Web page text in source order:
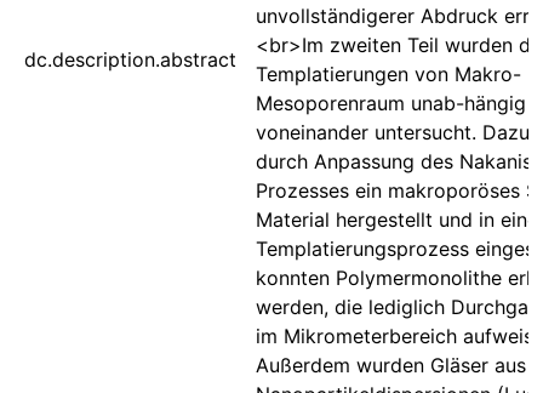
dc.description.abstract
unvollständigerer Abdruck
<br>Im zweiten Teil wurden
Templatierungen von Makro-
Mesoporenraum unab-hängig
voneinander untersucht. Dazu
durch Anpassung des
Prozesses ein makroporöses
Material hergestellt und in
Templatierungsprozess
konnten Polymermonolithe
werden, die lediglich
im Mikrometerbereich
Außerdem wurden Gläser aus